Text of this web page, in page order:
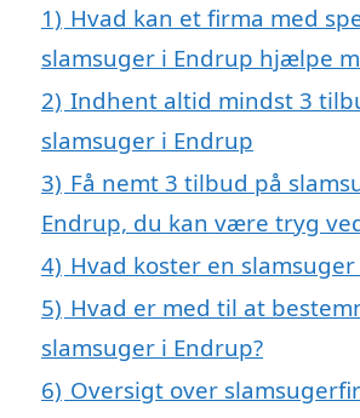
1) Hvad kan et firma med
slamsuger i Endrup hjælpe
2) Indhent altid mindst 3
slamsuger i Endrup
3) Få nemt 3 tilbud på
Endrup, du kan være tryg
4) Hvad koster en
5) Hvad er med til at
slamsuger i Endrup?
6) Oversigt over